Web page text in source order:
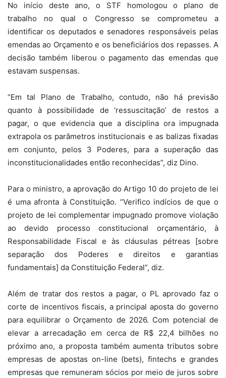
No início deste ano, o STF homologou o plano de
trabalho no qual o Congresso se comprometeu a
identificar os deputados e senadores responsáveis pelas
emendas ao Orçamento e os beneficiários dos repasses. A
decisão também liberou o pagamento das emendas que
estavam suspensas.
“Em tal Plano de Trabalho, contudo, não há previsão
quanto à possibilidade de ‘ressuscitação’ de restos a
pagar, o que evidencia que a disciplina ora impugnada
extrapola os parâmetros institucionais e as balizas fixadas
em conjunto, pelos 3 Poderes, para a superação das
inconstitucionalidades então reconhecidas”, diz Dino.
Para o ministro, a aprovação do Artigo 10 do projeto de lei
é uma afronta à Constituição. “Verifico indícios de que o
projeto de lei complementar impugnado promove violação
ao devido processo constitucional orçamentário, à
Responsabilidade Fiscal e às cláusulas pétreas [sobre
separação dos Poderes e direitos e garantias
fundamentais] da Constituição Federal”, diz.
Além de tratar dos restos a pagar, o PL aprovado faz o
corte de incentivos fiscais, a principal aposta do governo
para equilibrar o Orçamento de 2026. Com potencial de
elevar a arrecadação em cerca de R$ 22,4 bilhões no
próximo ano, a proposta também aumenta tributos sobre
empresas de apostas on-line (bets), fintechs e grandes
empresas que remuneram sócios por meio de juros sobre